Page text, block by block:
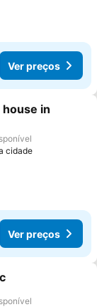
Ver preços
favoritos
in
cidade
Ver preços
favoritos